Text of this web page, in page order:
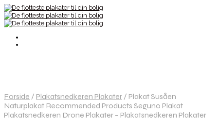
Forside / Plakatsnedkeren Plakater / Plakat Susåen
Naturplakat Recommended Products Seguno Plakat
Plakatsnedkeren Drone Plakater – Plakatsnedkeren Plakater